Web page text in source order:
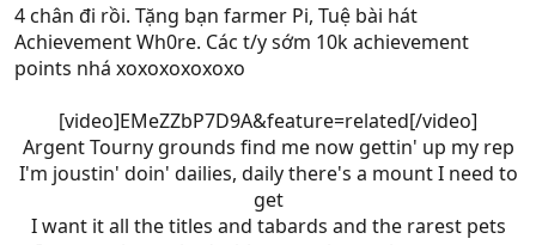
4 chân đi rồi. Tặng bạn farmer Pi, Tuệ bài hát
Achievement Wh0re. Các t/y sớm 10k achievement
points nhá xoxoxoxoxoxo
[video]EMeZZbP7D9A&feature=related[/video]
Argent Tourny grounds find me now gettin' up my rep
I'm joustin' doin' dailies, daily there's a mount I need to
get
I want it all the titles and tabards and the rarest pets